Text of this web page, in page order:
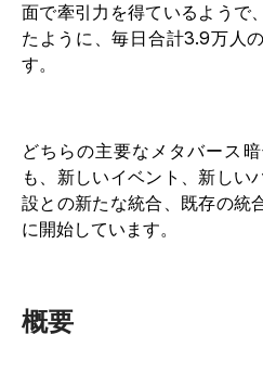
面で牽引力を得ているようで
たように、毎日合計3.9万人
す。
どちらの主要なメタバース
も、新しいイベント、新しい
設との新たな統合、既存の統
に開始しています。
概要